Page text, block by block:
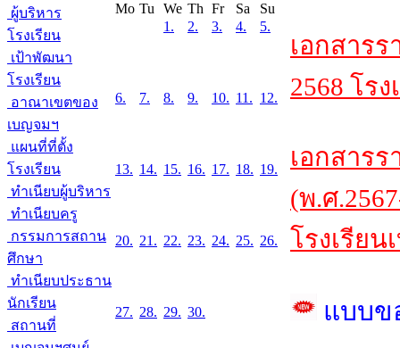
ผู้บริหาร
โรงเรียน
เป้าพัฒนา
โรงเรียน
อาณาเขตของ
เบญจมฯ
แผนที่ที่ตั้ง
โรงเรียน
ทำเนียบผู้บริหาร
ทำเนียบครู
กรรมการสถาน
ศึกษา
ทำเนียบประธาน
นักเรียน
สถานที่
Mo Tu We Th Fr Sa
Su
1.
2. 3. 4. 5.
6. 7. 8. 9. 10. 11. 12.
13. 14. 15. 16. 17. 18. 19.
20. 21. 22. 23. 24. 25. 26.
27. 28. 29. 30.
เอกสาร
2568 โร
เอกสาร
(พ.ศ
โรงเรีย
แบบข